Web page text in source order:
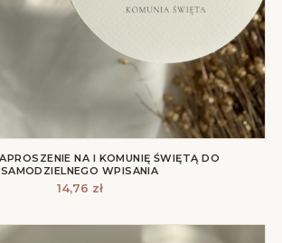
NA I KOMUNIĘ ŚWIĘTĄ DO
SAMODZIELNEGO WPISANIA
14,76 zł